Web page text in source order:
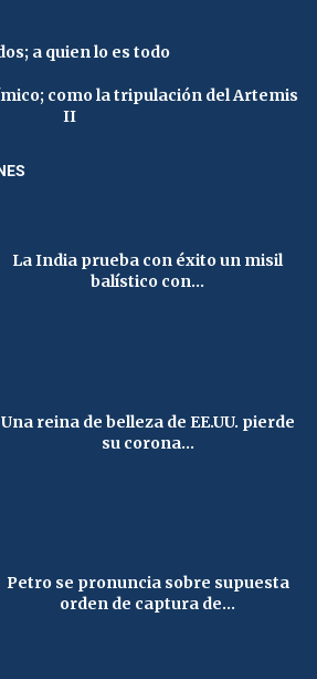
a quien lo es todo
como la tripulación del Artemis
II
La India prueba con éxito un misil
balístico con...
Una reina de belleza de EE.UU. pierde
su corona...
Petro se pronuncia sobre supuesta
orden de captura de...